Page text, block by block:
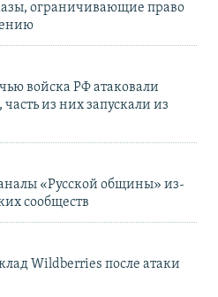
ограничивающие право
войска РФ атаковали
из них запускали из
«Русской общины» из-
сообществ
Wildberries после атаки